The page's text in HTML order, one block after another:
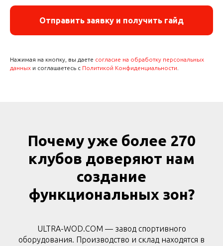
Отправить заявку и получить гайд
Нажимая на кнопку, вы даете согласие на обработку персональных
данных и соглашаетесь с Политикой Конфиденциальности
Почему уже более 270
клубов доверяют нам
создание
функциональных зон?
ULTRA-WOD.COM — завод спортивного
оборудования. Производство и склад находятся в